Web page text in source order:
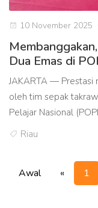
10 November 2025
Dua Emas di
JAKARTA — Prestasi
oleh tim sepak
Pelajar Nasional
Riau
Awal « 1